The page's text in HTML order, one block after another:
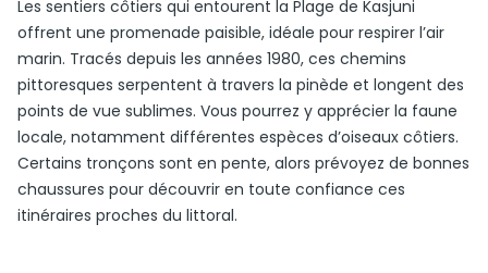
Les sentiers côtiers qui entourent la Plage de Kasjuni
offrent une promenade paisible, idéale pour respirer l’air
marin. Tracés depuis les années 1980, ces chemins
pittoresques serpentent à travers la pinède et longent des
points de vue sublimes. Vous pourrez y apprécier la faune
locale, notamment différentes espèces d’oiseaux côtiers.
Certains tronçons sont en pente, alors prévoyez de bonnes
chaussures pour découvrir en toute confiance ces
itinéraires proches du littoral.